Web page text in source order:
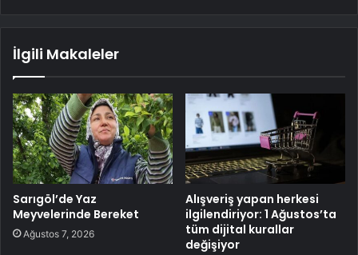
İlgili Makaleler
Sarıgöl’de Yaz
Meyvelerinde Bereket
Ağustos 7, 2026
Alışveriş yapan herkesi
ilgilendiriyor: 1 Ağustos’ta
tüm dijital kurallar
değişiyor